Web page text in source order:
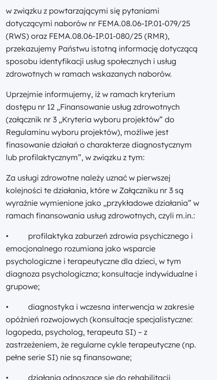
w związku z powtarzającymi się pytaniami
dotyczącymi naborów nr FEMA.08.06-IP.01-079/25
(RWS) oraz FEMA.08.06-IP.01-080/25 (RMR),
przekazujemy Państwu istotną informację dotyczącą
sposobu identyfikacji usług społecznych i usług
zdrowotnych w ramach wskazanych naborów.
Uprzejmie informujemy, iż w ramach kryterium
dostępu nr 12 „Finansowanie usług zdrowotnych
(załącznik nr 3 „Kryteria wyboru projektów” do
Regulaminu wyboru projektów), możliwe jest
finasowanie działań o charakterze diagnostycznym
lub profilaktycznym”, w związku z tym:
Za usługi zdrowotne należy uznać w pierwszej
kolejności te działania, które w Załączniku nr 3 są
wyraźnie wymienione jako „przykładowe działania” w
ramach finansowania usług zdrowotnych, czyli m.in.:
• profilaktyka zaburzeń zdrowia psychicznego i
emocjonalnego rozumiana jako wsparcie
psychologiczne i terapeutyczne dla dzieci, w tym
diagnoza psychologiczna; konsultacje indywidualne i
grupowe;
• diagnostyka i wczesna interwencja w zakresie
opóźnień rozwojowych (konsultacje specjalistyczne:
logopeda, psycholog, terapeuta SI) – z
zastrzeżeniem, że regularne cykle terapeutyczne (np.
pełne serie SI) nie są finansowane;
• działania odnoszące się do rehabilitacji